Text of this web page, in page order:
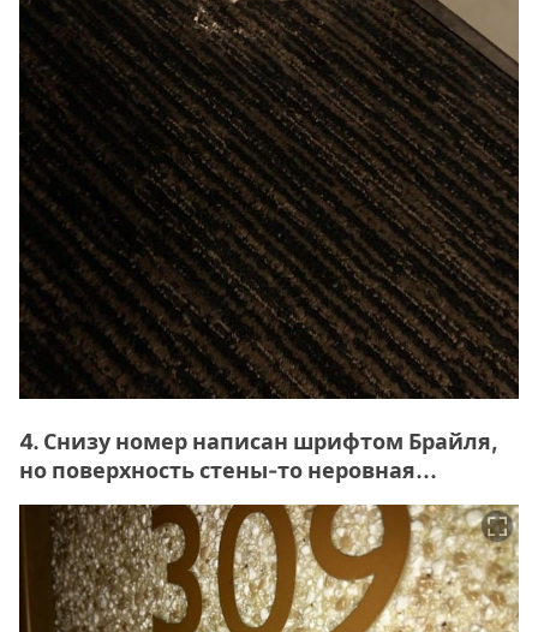
4. Снизу номер написан шрифтом Брайля,
но поверхность стены-то неровная...